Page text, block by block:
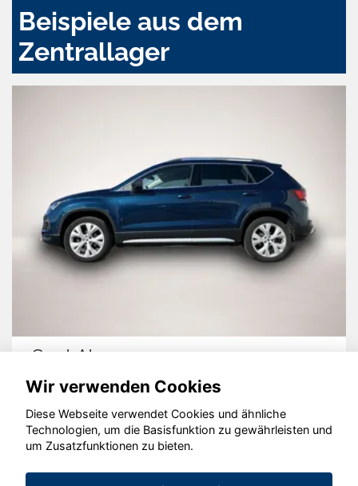
Beispiele aus dem
Zentrallager
Seat Ateca
© konjunkturmotor.de GmbH 2020 - 2026
Wir verwenden Cookies
Diese Webseite verwendet Cookies und ähnliche
Technologien, um die Basisfunktion zu gewährleisten und
um Zusatzfunktionen zu bieten.